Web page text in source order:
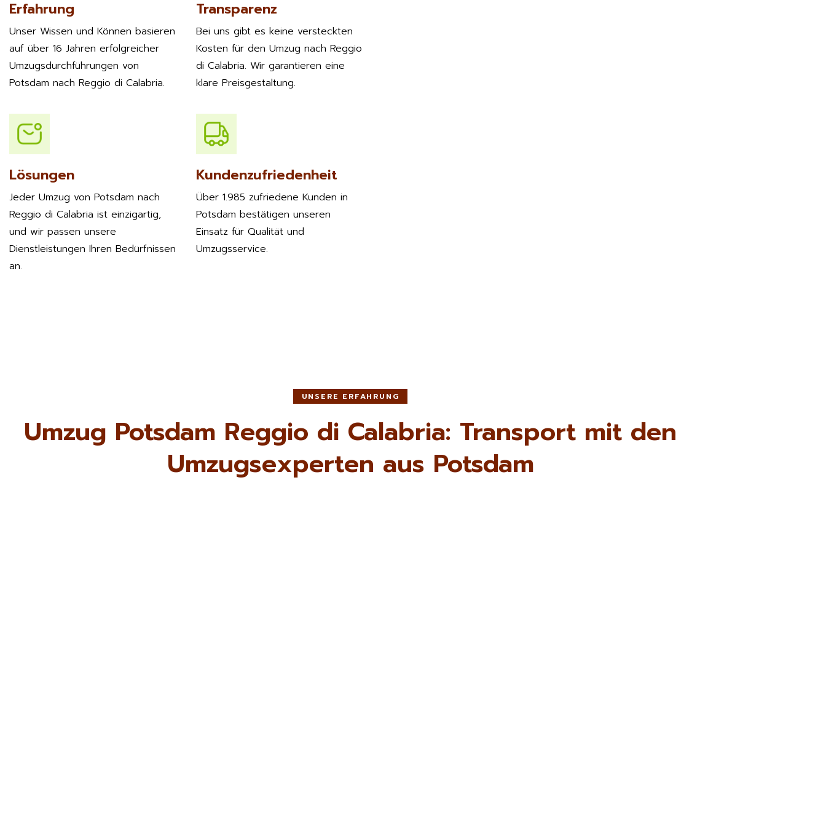
Erfahrung
Unser Wissen und Können basieren
auf über 16 Jahren erfolgreicher
Umzugsdurchführungen von
Potsdam nach Reggio di Calabria.
Lösungen
Jeder Umzug von Potsdam nach
Reggio di Calabria ist einzigartig,
und wir passen unsere
Dienstleistungen Ihren Bedürfnissen
an.
Transparenz
Bei uns gibt es keine versteckten
Kosten für den Umzug nach Reggio
di Calabria. Wir garantieren eine
klare Preisgestaltung.
Kundenzufriedenheit
Über 1.985 zufriedene Kunden in
Potsdam bestätigen unseren
Einsatz für Qualität und
Umzugsservice.
UNSERE ERFAHRUNG
Umzug Potsdam Reggio di Calabria: Transport mit den
Umzugsexperten aus Potsdam